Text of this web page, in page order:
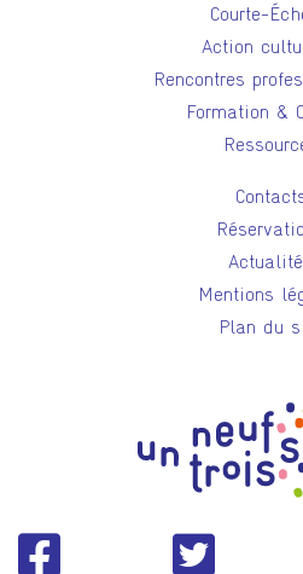
Courte-
Action
Rencontres
Formation &
Mentions
Plan du